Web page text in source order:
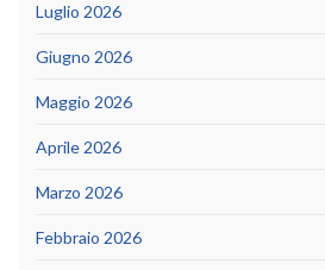
Luglio 2026
Giugno 2026
Maggio 2026
Aprile 2026
Marzo 2026
Febbraio 2026